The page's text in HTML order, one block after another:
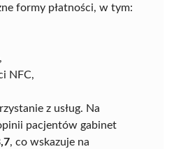
formy płatności, w tym:
NFC,
z usług. Na
pacjentów gabinet
, co wskazuje na